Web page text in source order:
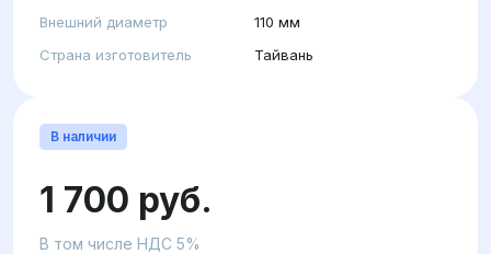
Внешний диаметр
110 мм
Страна изготовитель
Тайвань
В наличии
1 700 руб.
В том числе НДС 5%